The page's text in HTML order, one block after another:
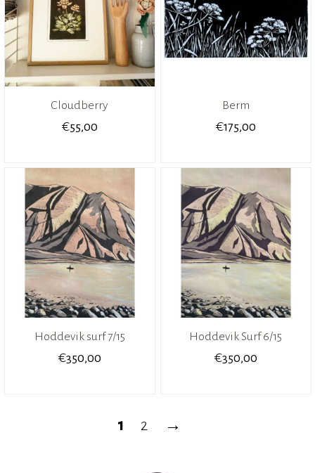
Cloudberry
€55,00
Berm
€175,00
Hoddevik surf 7/15
€350,00
Hoddevik Surf 6/15
€350,00
1 2 →